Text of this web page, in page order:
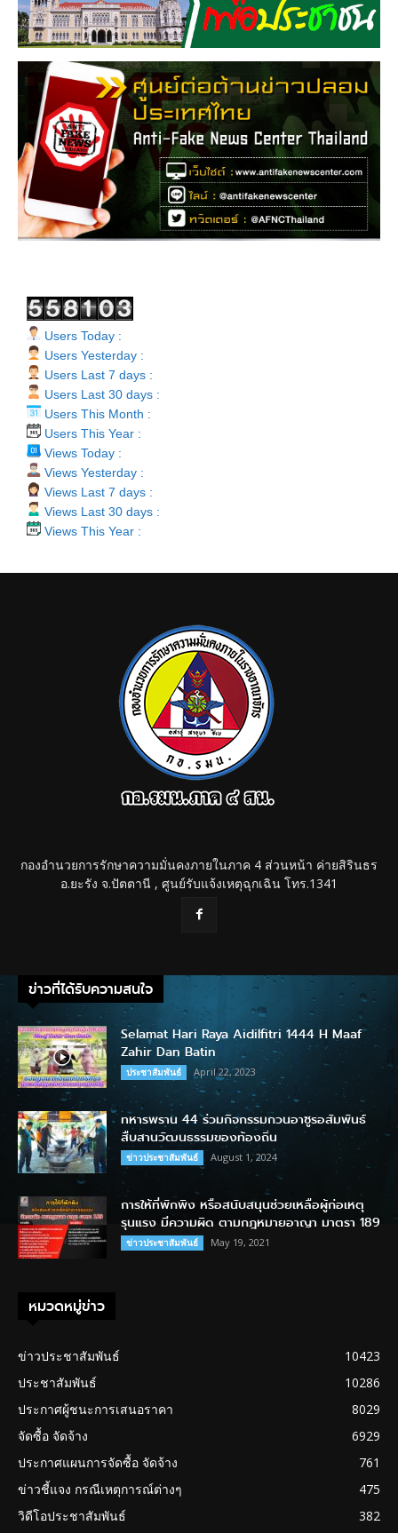
Users Today :
Users Yesterday :
Users Last 7 days :
Users Last 30 days :
Users This Month :
Users This Year :
Views Today :
Views Yesterday :
Views Last 7 days :
Views Last 30 days :
Views This Year :
กองอำนวยการรักษาความมั่นคงภายในภาค 4 ส่วนหน้า ค่ายสิรินธร
อ.ยะรัง จ.ปัตตานี , ศูนย์รับแจ้งเหตุฉุกเฉิน โทร.1341
ข่าวที่ได้รับความสนใจ
Selamat Hari Raya Aidilfitri 1444 H Maaf
Zahir Dan Batin
ประชาสัมพันธ์ April 22, 2023
ทหารพราน 44 ร่วมกิจกรรมกวนอาซูรอสัมพันธ์
สืบสานวัฒนธรรมของท้องถิ่น
ข่าวประชาสัมพันธ์ August 1, 2024
การให้ที่พักพิง หรือสนับสนุนช่วยเหลือผู้ก่อเหตุ
รุนแรง มีความผิด ตามกฎหมายอาญา มาตรา 189
ข่าวประชาสัมพันธ์ May 19, 2021
หมวดหมู่ข่าว
ข่าวประชาสัมพันธ์
10423
ประชาสัมพันธ์
10286
ประกาศผู้ชนะการเสนอราคา
8029
จัดซื้อ จัดจ้าง
6929
ประกาศแผนการจัดซื้อ จัดจ้าง
761
ข่าวชี้แจง กรณีเหตุการณ์ต่างๆ
475
วิดีโอประชาสัมพันธ์
382